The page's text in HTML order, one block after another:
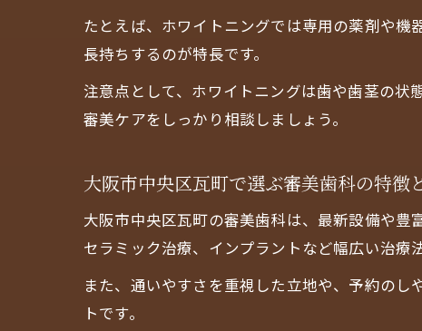
たとえば、ホワイトニングでは専用の薬剤や機
長持ちするのが特長です。
注意点として、ホワイトニングは歯や歯茎の状
審美ケアをしっかり相談しましょう。
大阪市中央区瓦町で選ぶ審美歯科の特徴
大阪市中央区瓦町の審美歯科は、最新設備や
セラミック治療、インプラントなど幅広い治療
また、通いやすさを重視した立地や、予約の
トです。